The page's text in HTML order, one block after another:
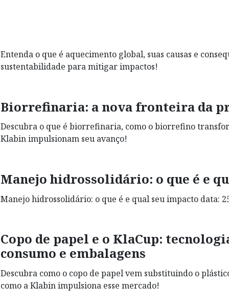
Entenda o que é aquecimento global, suas causas e
sustentabilidade para mitigar impactos!
Biorrefinaria: a nova fronteira da
Descubra o que é biorrefinaria, como o biorrefino
Klabin impulsionam seu avanço!
Manejo hidrossolidário: o que é e
Manejo hidrossolidário: o que é e qual seu impacto data:
Copo de papel e o KlaCup:
consumo e embalagens
Descubra como o copo de papel vem substituindo o
como a Klabin impulsiona esse mercado!